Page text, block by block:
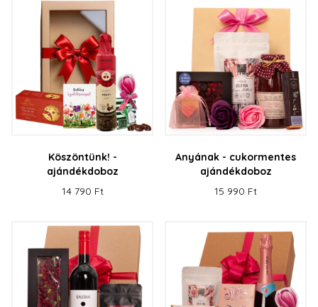
Köszöntünk! -
ajándékdoboz
14 790 Ft
Anyának - cukormentes
ajándékdoboz
15 990 Ft